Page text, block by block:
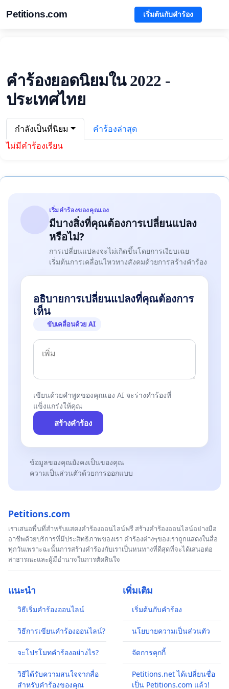
Petitions.com เริ่มต้นกับคำร้อง
คำร้องยอดนิยมใน 2022 -
ประเทศไทย
กำลังเป็นที่นิยม
คำร้องล่าสุด
ไม่มีคำร้องเรียน
เริ่มคำร้องของคุณเอง
มีบางสิ่งที่คุณต้องการเปลี่ยนแปลง
หรือไม่?
การเปลี่ยนแปลงจะไม่เกิดขึ้นโดยการเงียบเฉย
เริ่มต้นการเคลื่อนไหวทางสังคมด้วยการสร้างคำร้อง
อธิบายการเปลี่ยนแปลงที่คุณต้องการ
เห็น
ขับเคลื่อนด้วย AI
เขียนด้วยคำพูดของคุณเอง AI จะร่างคำร้องที่
แข็งแกร่งให้คุณ
สร้างคำร้อง
ข้อมูลของคุณยังคงเป็นของคุณ
ความเป็นส่วนตัวด้วยการออกแบบ
Petitions.com
เราเสนอพื่นที่สำหรับแสดงคำร้องออนไลน์ฟรี สร้างคำร้องออนไลน์อย่างมือ
อาชีพด้วยบริการที่มีประสิทธิภาพของเรา คำร้องต่างๆของเราถูกแสดงในสื่อ
ทุกวันเพราะฉะนั้นการสร้างคำร้องกับเราเป็นหนทางที่ดีสุดที่จะได้เสนอต่อ
สาธารณะและผู้มีอำนาจในการตัดสินใจ
แนะนำ
วิธีเริ่มคำร้องออนไลน์
วิธีการเขียนคำร้องออนไลน์?
จะโปรโมทคำร้องอย่างไร?
วิธีได้รับความสนใจจากสื่อ
สำหรับคำร้องของคุณ
เพิ่มเติม
เริ่มต้นกับคำร้อง
นโยบายความเป็นส่วนตัว
จัดการคุกกี้
Petitions.net ได้เปลี่ยนชื่อ
เป็น Petitions.com แล้ว!